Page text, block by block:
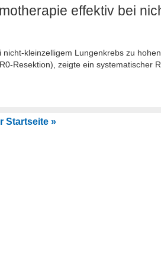
effektiv bei
kleinzelligem Lungenkrebs zu
Resektion), zeigte ein systematischer
Startseite »